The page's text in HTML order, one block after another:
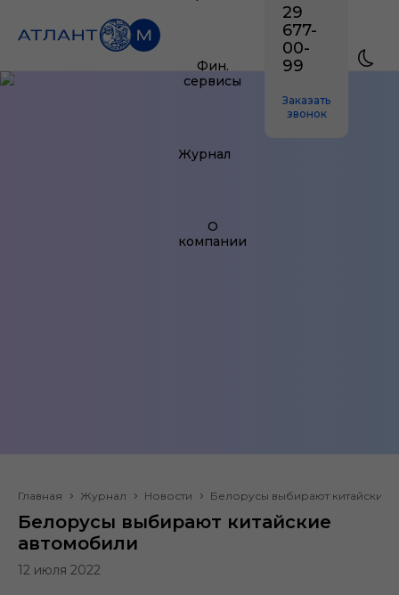
Фин.
сервисы
Журнал
О
компании
29
677-
00-
99
Заказать
звонок
Главная Журнал Новости Белорусы выбирают китайские
Белорусы выбирают китайские
автомобили
12 июля 2022